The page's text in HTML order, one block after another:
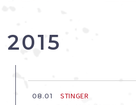
2015
08.01 STINGER